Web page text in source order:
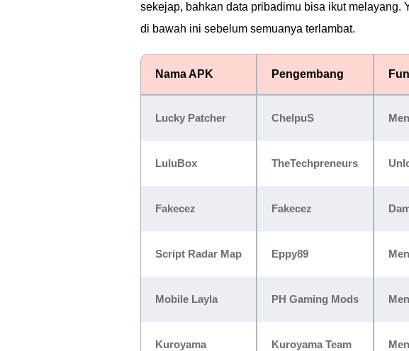
sekejap, bahkan data pribadimu bisa ikut melayang.
di bawah ini sebelum semuanya terlambat.
Nama APK Pengembang
Lucky Patcher ChelpuS
LuluBox TheTechpreneurs
Fakecez Fakecez
Script Radar Map Eppy89
Mobile Layla PH Gaming Mods
Kuroyama Kuroyama Team